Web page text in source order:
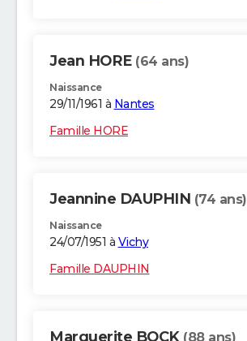
Jean HORE (64 ans)
Naissance
29/11/1961 à Nantes
Famille HORE
Jeannine DAUPHIN (74 ans)
Naissance
24/07/1951 à Vichy
Famille DAUPHIN
Marguerite BOCK (88 ans)